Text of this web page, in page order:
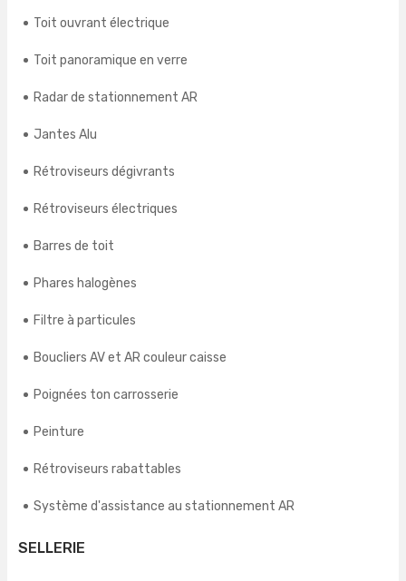
Toit ouvrant électrique
Toit panoramique en verre
Radar de stationnement AR
Jantes Alu
Rétroviseurs dégivrants
Rétroviseurs électriques
Barres de toit
Phares halogènes
Filtre à particules
Boucliers AV et AR couleur caisse
Poignées ton carrosserie
Peinture
Rétroviseurs rabattables
Système d'assistance au stationnement AR
SELLERIE